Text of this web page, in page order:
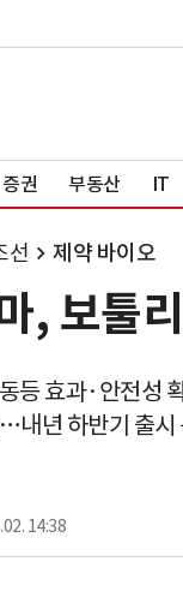
증권 부동산 IT
선 제약 바이오
, 보툴
등 효과·안전성
내년 하반기 출시
14:38